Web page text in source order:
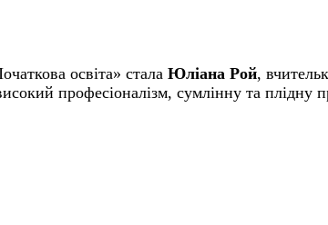
освіта» стала Юліана Рой,
професіоналізм, сумлінну та плідну